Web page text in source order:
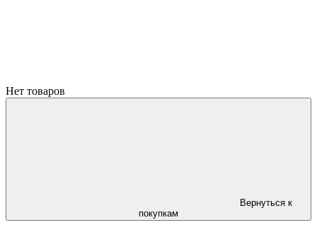
Нет товаров
Вернуться к
покупкам